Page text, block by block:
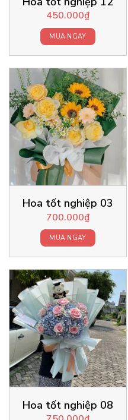
450.000₫
MUA NGAY
Hoa tốt nghiệp 03
700.000₫
MUA NGAY
Hoa tốt nghiệp 08